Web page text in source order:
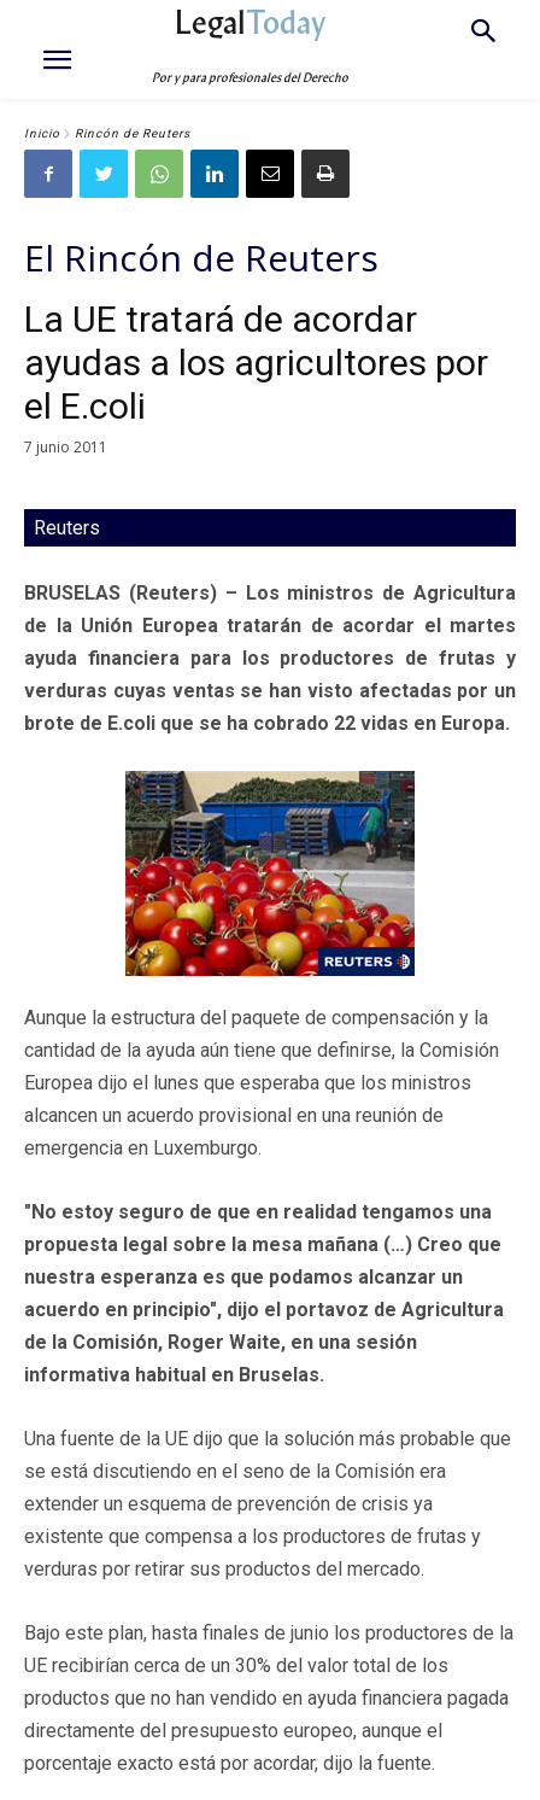
LegalToday
Por y para profesionales del Derecho
Inicio Rincón de Reuters
El Rincón de Reuters
La UE tratará de acordar
ayudas a los agricultores por
el E.coli
7 junio 2011
Reuters
BRUSELAS (Reuters) – Los ministros de Agricultura
de la Unión Europea tratarán de acordar el martes
ayuda financiera para los productores de frutas y
verduras cuyas ventas se han visto afectadas por un
brote de E.coli que se ha cobrado 22 vidas en Europa.
Aunque la estructura del paquete de compensación y la
cantidad de la ayuda aún tiene que definirse, la Comisión
Europea dijo el lunes que esperaba que los ministros
alcancen un acuerdo provisional en una reunión de
emergencia en Luxemburgo.
"No estoy seguro de que en realidad tengamos una
propuesta legal sobre la mesa mañana (…) Creo que
nuestra esperanza es que podamos alcanzar un
acuerdo en principio", dijo el portavoz de Agricultura
de la Comisión, Roger Waite, en una sesión
informativa habitual en Bruselas.
Una fuente de la UE dijo que la solución más probable que
se está discutiendo en el seno de la Comisión era
extender un esquema de prevención de crisis ya
existente que compensa a los productores de frutas y
verduras por retirar sus productos del mercado.
Bajo este plan, hasta finales de junio los productores de la
UE recibirían cerca de un 30% del valor total de los
productos que no han vendido en ayuda financiera pagada
directamente del presupuesto europeo, aunque el
porcentaje exacto está por acordar, dijo la fuente.